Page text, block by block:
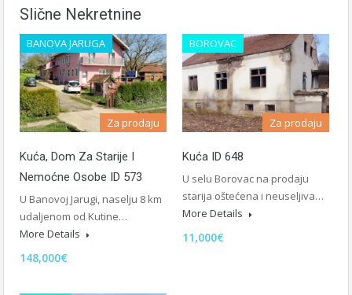
Slične Nekretnine
BANOVA JARUGA
Za prodaju
Kuća, Dom Za Starije I
Nemoćne Osobe ID 573
U Banovoj Jarugi, naselju 8 km
udaljenom od Kutine…
More Details
148,000€
BOROVAC
Za prodaju
Kuća ID 648
U selu Borovac na prodaju
starija oštećena i neuseljiva…
More Details
11,000€